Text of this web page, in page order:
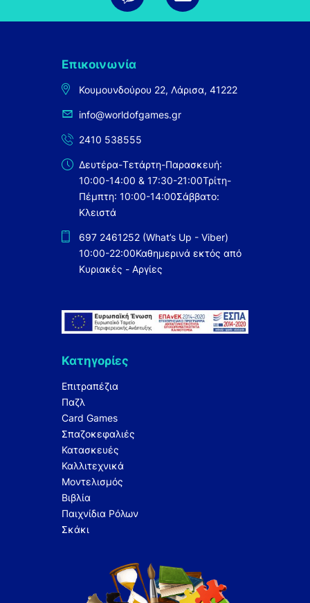
Επικοινωνία
Κουμουνδούρου 22, Λάρισα, 41222
info@worldofgames.gr
2410 538555
Δευτέρα-Τετάρτη-Παρασκευή:
10:00-14:00 & 17:30-21:00Τρίτη-
Πέμπτη: 10:00-14:00Σάββατο:
Κλειστά
697 2461252 (What’s Up - Viber)
10:00-22:00Καθημερινά εκτός από
Κυριακές - Αργίες
Κατηγορίες
Επιτραπέζια
Παζλ
Card Games
Σπαζοκεφαλιές
Κατασκευές
Καλλιτεχνικά
Μοντελισμός
Βιβλία
Παιχνίδια Ρόλων
Σκάκι